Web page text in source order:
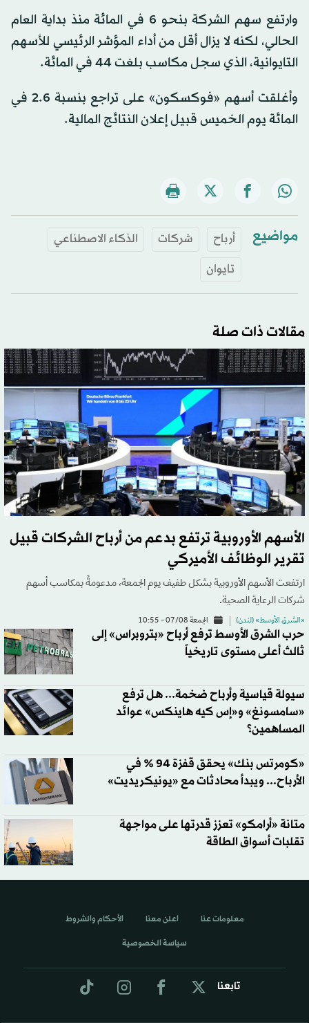
وارتفع سهم الشركة بنحو 6 في المائة منذ بداية العام
الحالي، لكنه لا يزال أقل من أداء المؤشر الرئيسي للأسهم
التايوانية، الذي سجل مكاسب بلغت 44 في المائة.
وأغلقت أسهم «فوكسكون» على تراجع بنسبة 2.6 في
المائة يوم الخميس قبيل إعلان النتائج المالية.
مواضيع أرباح شركات
الذكاء الاصطناعي
تايوان
مقالات ذات صلة
الأسهم الأوروبية ترتفع بدعم من أرباح الشركات قبيل
تقرير الوظائف الأميركي
ارتفعت الأسهم الأوروبية بشكل طفيف يوم الجمعة، مدعومةً بمكاسب أسهم
شركات الرعاية الصحية.
«الشرق الأوسط» (لندن) الجمعة 07/08 - 10:55
حرب الشرق الأوسط ترفع أرباح «بتروبراس» إلى
ثالث أعلى مستوى تاريخياً
سيولة قياسية وأرباح ضخمة... هل ترفع
«سامسونغ» و«إس كيه هاينكس» عوائد
المساهمين؟
«كومرتس بنك» يحقق قفزة 94 % في
الأرباح... ويبدأ محادثات مع «يونيكريديت»
متانة «أرامكو» تعزز قدرتها على مواجهة
تقلبات أسواق الطاقة
تابعنا
معلومات عنا اعلن معنا الأحكام والشروط
سياسة الخصوصية